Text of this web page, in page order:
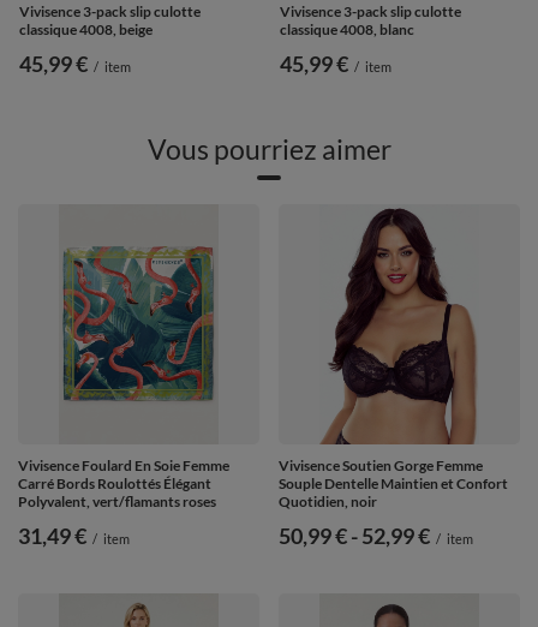
Vivisence 3-pack slip culotte
classique 4008, beige
45,99 € / item
Vivisence 3-pack slip culotte
classique 4008, blanc
45,99 € / item
Vous pourriez aimer
Vivisence Foulard En Soie Femme
Carré Bords Roulottés Élégant
Polyvalent, vert/flamants roses
31,49 € / item
Vivisence Soutien Gorge Femme
Souple Dentelle Maintien et Confort
Quotidien, noir
de
50,99 €-vers le bas
52,99 € / item